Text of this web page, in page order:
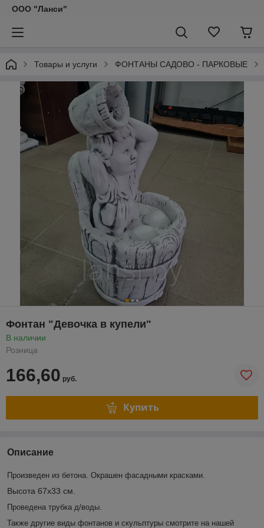
ООО "Ланси"
Товары и услуги ФОНТАНЫ САДОВО - ПАРКОВЫЕ
Фонтан "Девочка в купели"
В наличии
Розница
166,60 руб.
Купить
Описание
Произведен из бетона. Окрашен фасадными красками.
Высота 67х33 см.
Проведена трубка д/воды.
Также другие виды фонтанов и скульптуры смотрите на нашей